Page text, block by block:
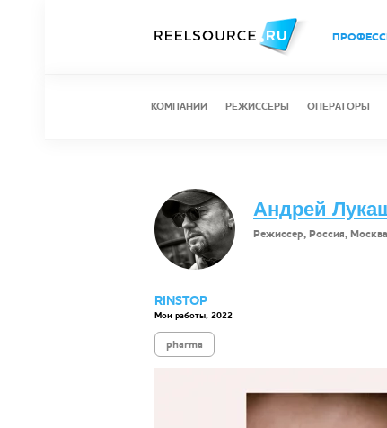
КОМПАНИИ РЕЖИССЕРЫ ОПЕРАТОРЫ
Андрей
Режиссер, Россия, Москва
RINSTOP
Мои работы, 2022
pharma